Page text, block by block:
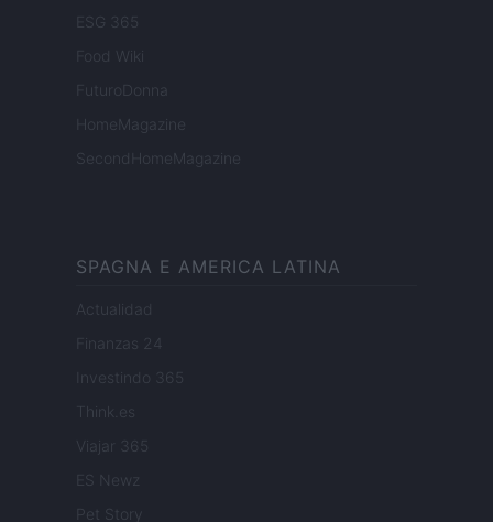
ESG 365
Food Wiki
FuturoDonna
HomeMagazine
SecondHomeMagazine
SPAGNA E AMERICA LATINA
Actualidad
Finanzas 24
Investindo 365
Think.es
Viajar 365
ES Newz
Pet Story